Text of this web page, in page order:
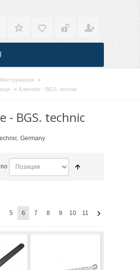
Ключове - BGS. technic
- BGS. technic
Germany
5 6 7 8 9 10 11